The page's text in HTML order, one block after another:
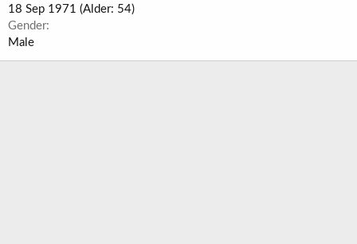
18 Sep 1971 (Alder: 54)
Gender
Male